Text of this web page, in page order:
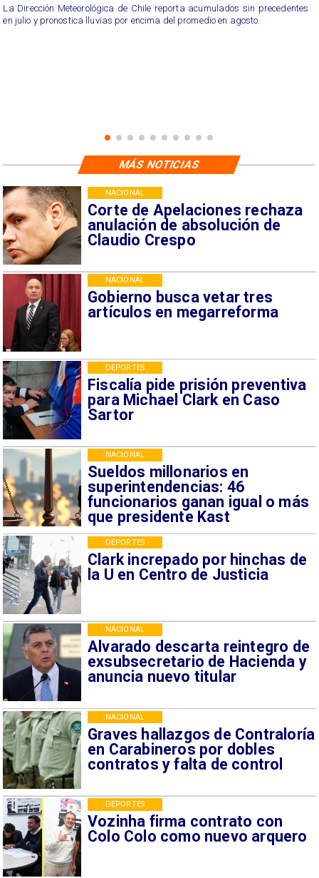
La Dirección Meteorológica de Chile reporta acumulados sin precedentes
en julio y pronostica lluvias por encima del promedio en agosto.
Corte de Apelaciones rechaza
anulación de absolución de
Claudio Crespo
NACIONAL
Gobierno busca vetar tres
artículos en megarreforma
NACIONAL
Fiscalía pide prisión preventiva
para Michael Clark en Caso
Sartor
DEPORTES
Sueldos millonarios en
superintendencias: 46
funcionarios ganan igual o más
que presidente Kast
NACIONAL
Clark increpado por hinchas de
la U en Centro de Justicia
DEPORTES
Alvarado descarta reintegro de
exsubsecretario de Hacienda y
anuncia nuevo titular
NACIONAL
Graves hallazgos de Contraloría
en Carabineros por dobles
contratos y falta de control
NACIONAL
Vozinha firma contrato con
Colo Colo como nuevo arquero
DEPORTES
MÁS NOTICIAS